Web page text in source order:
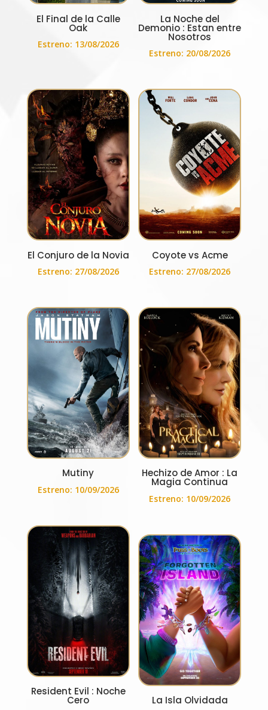
El Final de la Calle
Oak
Estreno: 13/08/2026
La Noche del
Demonio : Estan entre
Nosotros
Estreno: 20/08/2026
El Conjuro de la Novia
Estreno: 27/08/2026
Coyote vs Acme
Estreno: 27/08/2026
Mutiny
Estreno: 10/09/2026
Hechizo de Amor : La
Magia Continua
Estreno: 10/09/2026
Resident Evil : Noche
Cero La Isla Olvidada